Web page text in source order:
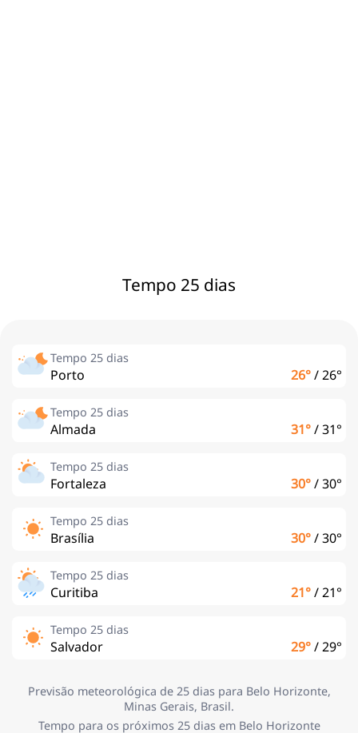
Tempo 25 dias
Tempo 25 dias
Porto 26°/26°
Tempo 25 dias
Almada 31°/31°
Tempo 25 dias
Fortaleza 30°/30°
Tempo 25 dias
Brasília 30°/30°
Tempo 25 dias
Curitiba 21°/21°
Tempo 25 dias
Salvador 29°/29°
Previsão meteorológica de 25 dias para Belo Horizonte,
Minas Gerais, Brasil.
Tempo para os próximos 25 dias em Belo Horizonte